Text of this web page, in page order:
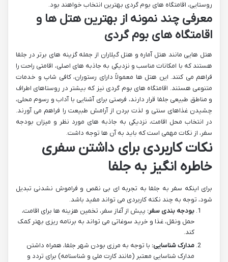
روستایی، اقامتگاه های بوم گردی بهترین انتخاب خواهند بود.
معرفی چند نمونه از بهترین هتل ها و
اقامتگاه های بوم گردی
هتل هایی مانند هتل آماره و هتل گیلاران از جمله گزینه های برتر در جلفا
هستند که با امکانات مناسب و نزدیکی به جاذبه های اصلی، اقامتی راحت را
فراهم می کنند. این هتل ها معمولاً دارای رستوران، کافی شاپ و خدمات
متنوعی هستند. اقامتگاه های بوم گردی نیز که بیشتر در روستاهای اطراف
و مناطق طبیعی جلفا قرار دارند، فرصتی برای آشنایی با آداب و رسوم محلی،
چشیدن غذاهای سنتی و لذت بردن از آرامش طبیعت را فراهم می آورند.
در انتخاب محل اقامت، نزدیکی به جاذبه های مورد نظر و میزان بودجه
سفر، از نکات مهمی است که باید به آن ها توجه داشت.
نکات کاربردی برای داشتن سفری
خاطره انگیز به جلفا
برای اینکه سفر به جلفا به تجربه ای بی نقص و فراموش نشدنی تبدیل
شود، توجه به چند نکته کاربردی می تواند مفید باشد.
بودجه بندی سفر: پیش از آغاز سفر، تخمین هزینه ها برای اقامت،
حمل ونقل، غذا و خرید سوغاتی می تواند به برنامه ریزی بهتر کمک
کند.
مدارک شناسایی: با توجه به مرزی بودن شهر جلفا، همراه داشتن
مدارک شناسایی معتبر (مانند کارت ملی و شناسنامه) برای تردد و